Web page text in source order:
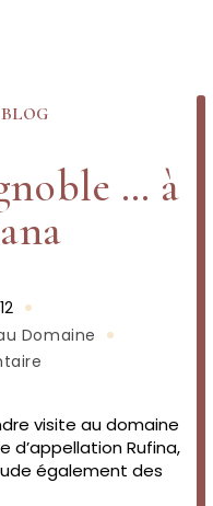
… à
Domaine
visite au domaine
d’appellation Rufina,
également des